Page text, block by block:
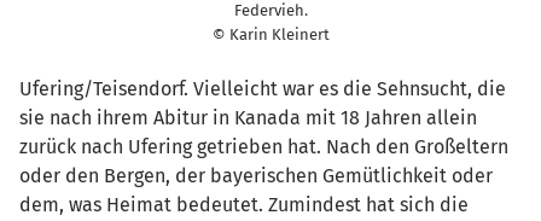
Federvieh.
© Karin Kleinert
Ufering/Teisendorf. Vielleicht war es die Sehnsucht, die
sie nach ihrem Abitur in Kanada mit 18 Jahren allein
zurück nach Ufering getrieben hat. Nach den Großeltern
oder den Bergen, der bayerischen Gemütlichkeit oder
dem, was Heimat bedeutet. Zumindest hat sich die